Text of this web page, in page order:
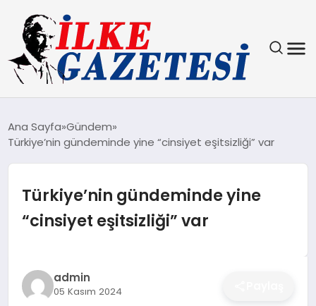
TEKNOLOJI
SPOR
SAĞLIK
EKONOMI
Ana Sayfa Gündem
Türkiye’nin gündeminde yine “cinsiyet eşitsizliği” var
Türkiye’nin gündeminde yine
“cinsiyet eşitsizliği” var
admin
05 Kasım 2024